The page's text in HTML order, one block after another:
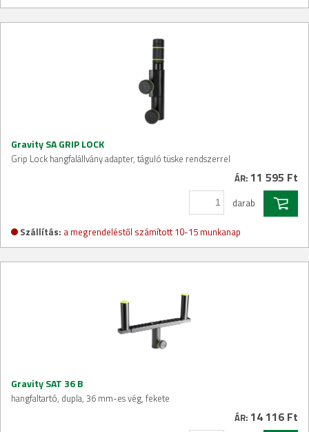
Gravity SA GRIP LOCK
Grip Lock hangfalállvány adapter, táguló tüske rendszerrel
ÁR: 11 595 Ft
darab
Szállítás: a megrendeléstől számított 10-15 munkanap
Gravity SAT 36 B
hangfaltartó, dupla, 36 mm-es vég, fekete
ÁR: 14 116 Ft